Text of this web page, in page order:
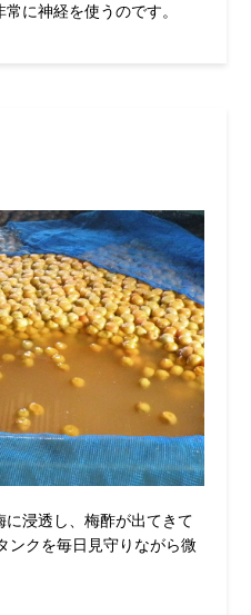
に神経を使うのです。
浸透し、梅酢が出てきて
ンクを毎日見守りながら微